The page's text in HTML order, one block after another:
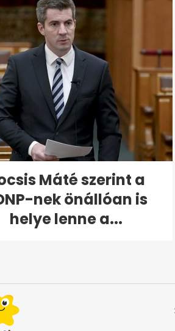
Máté szerint a
nek önállóan is
helye lenne a...